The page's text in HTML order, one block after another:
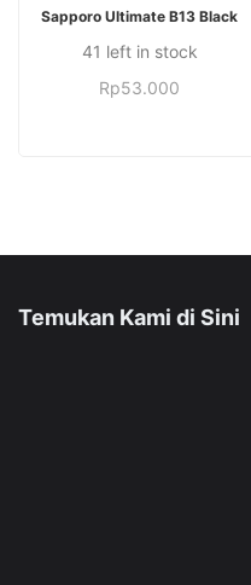
TAMBAH KE KERANJANG
Sapporo Ultimate B13 Black
41 left in stock
Rp53.000
Temukan Kami di Sini